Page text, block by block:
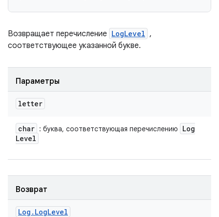
Возвращает перечисление LogLevel ,
соответствующее указанной букве.
Параметры
letter
char : буква, соответствующая перечислению
Log
Level
Возврат
Log . LogLevel